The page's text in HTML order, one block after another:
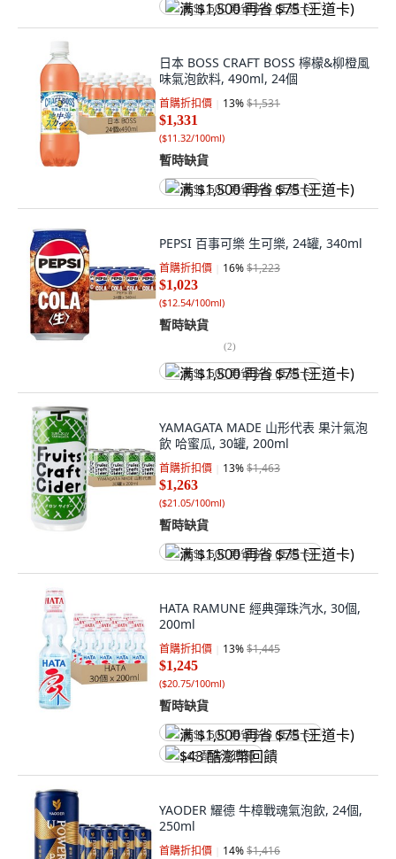
满 $1,500 再省 $75 (王道卡)
日本 BOSS CRAFT BOSS 檸檬&柳橙風
味氣泡飲料, 490ml, 24個
首購折扣價 13%$1,531
$1,331
($11.32/100ml)
暫時缺貨
满 $1,500 再省 $75 (王道卡)
PEPSI 百事可樂 生可樂, 24罐, 340ml
首購折扣價 16%$1,223
$1,023
($12.54/100ml)
暫時缺貨
(2)
满 $1,500 再省 $75 (王道卡)
YAMAGATA MADE 山形代表 果汁氣泡
飲 哈蜜瓜, 30罐, 200ml
首購折扣價 13%$1,463
$1,263
($21.05/100ml)
暫時缺貨
满 $1,500 再省 $75 (王道卡)
HATA RAMUNE 經典彈珠汽水, 30個,
200ml
首購折扣價 13%$1,445
$1,245
($20.75/100ml)
暫時缺貨
满 $1,500 再省 $75 (王道卡)
$43 酷澎幣回饋
YAODER 耀德 牛樟戰魂氣泡飲, 24個,
250ml
首購折扣價 14%$1,416